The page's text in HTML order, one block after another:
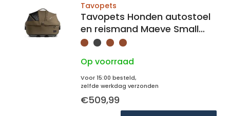
Tavopets
Tavopets Honden autostoel
en reismand Maeve Small
Flex
Op voorraad
Voor 15:00 besteld,
zelfde werkdag verzonden
€509,99